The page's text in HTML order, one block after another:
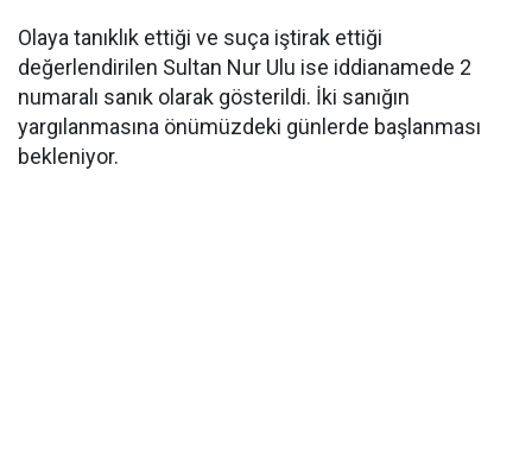
Olaya tanıklık ettiği ve suça iştirak ettiği
değerlendirilen Sultan Nur Ulu ise iddianamede 2
numaralı sanık olarak gösterildi. İki sanığın
yargılanmasına önümüzdeki günlerde başlanması
bekleniyor.